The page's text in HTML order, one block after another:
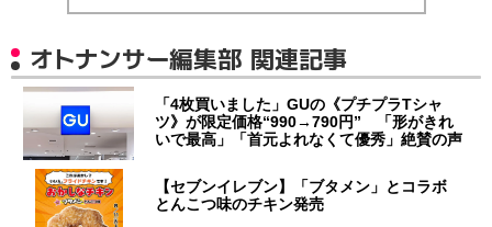
オトナンサー編集部 関連記事
「4枚買いました」GUの《プチプラTシャ
ツ》が限定価格“990→790円” 「形がきれ
いで最高」「首元よれなくて優秀」絶賛の声
【セブンイレブン】「ブタメン」とコラボ
とんこつ味のチキン発売